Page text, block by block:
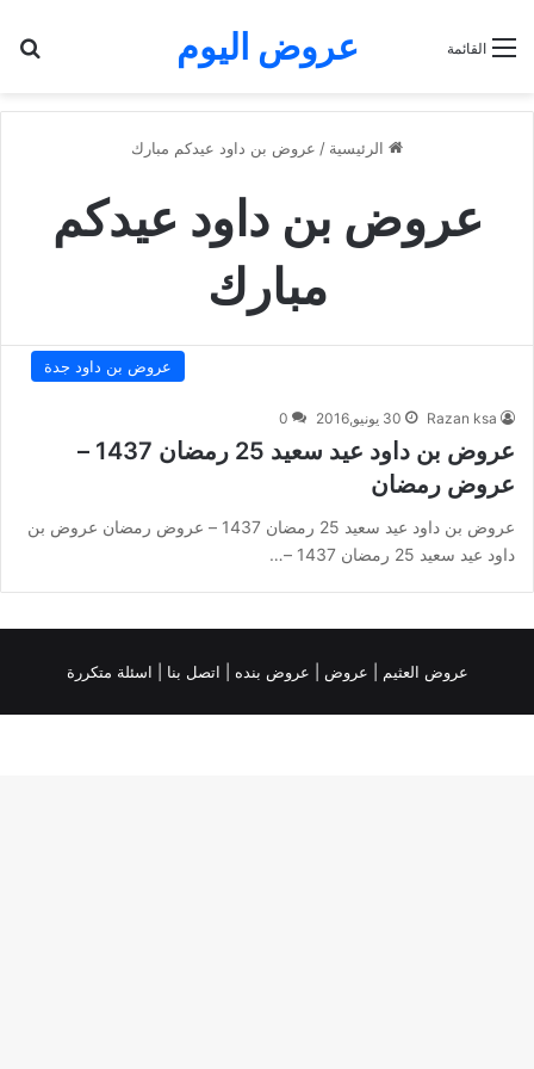
عروض اليوم القائمة
الرئيسية / عروض بن داود عيدكم مبارك
عروض بن داود عيدكم
مبارك
عروض بن داود جدة
Razan ksa 30 يونيو,2016 0
عروض بن داود عيد سعيد 25 رمضان 1437 –
عروض رمضان
عروض بن داود عيد سعيد 25 رمضان 1437 – عروض رمضان عروض بن
داود عيد سعيد 25 رمضان 1437 –…
عروض العثيم عروض عروض بنده | اتصل بنا | اسئلة متكررة